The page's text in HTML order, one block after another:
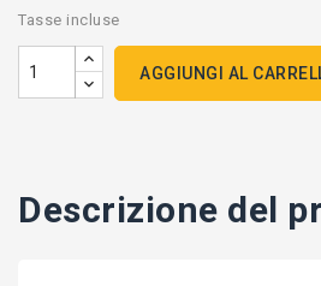
Tasse incluse
AGGIUNGI AL
Descrizione del